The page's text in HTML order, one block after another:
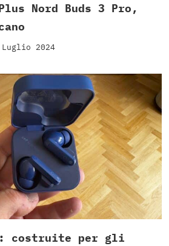
Nord Buds 3 Pro,
2024
2: costruite per gli